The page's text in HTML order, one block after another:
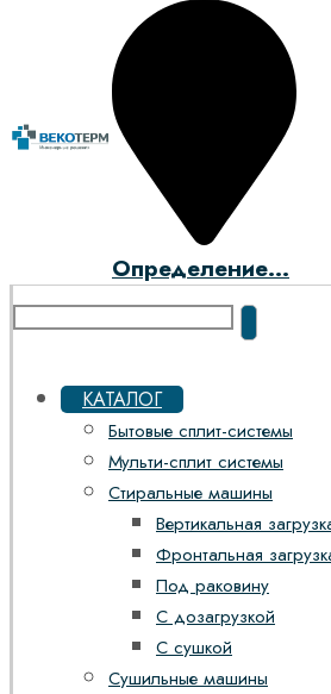
Определение...
КАТАЛОГ
Бытовые сплит-системы
Мульти-сплит системы
Стиральные машины
Вертикальная
Фронтальная
Под раковину
С дозагрузкой
С сушкой
Сушильные машины